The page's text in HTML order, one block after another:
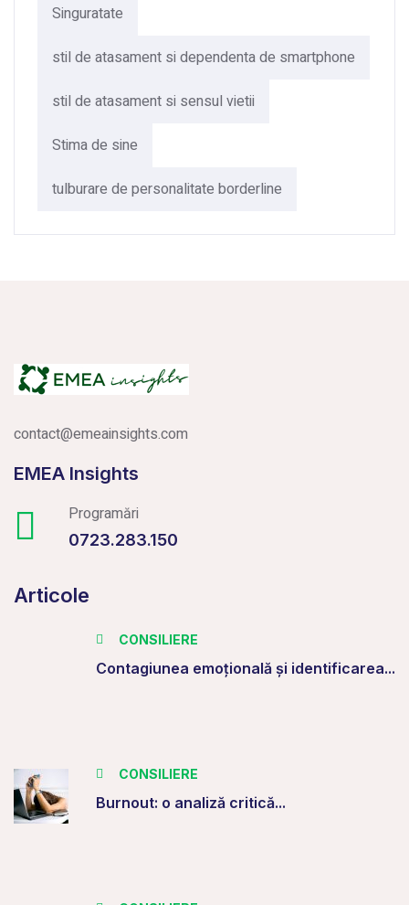
Singuratate
stil de atasament si dependenta de smartphone
stil de atasament si sensul vietii
Stima de sine
tulburare de personalitate borderline
contact@emeainsights.com
EMEA Insights
Programări
0723.283.150
Articole
CONSILIERE
Contagiunea emoțională și identificarea...
CONSILIERE
Burnout: o analiză critică...